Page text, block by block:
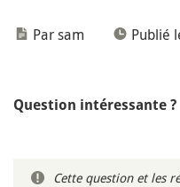
Par sam Publié
Question intéressante ?
Cette question et les